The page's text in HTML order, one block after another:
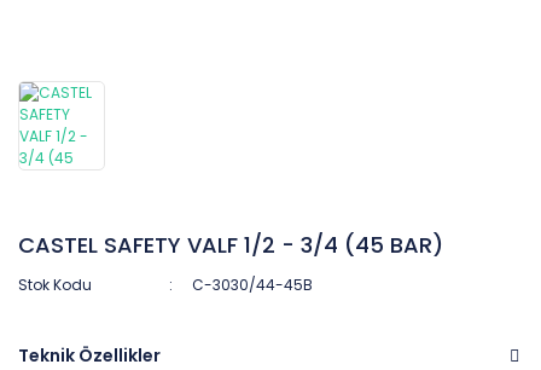
CASTEL SAFETY VALF 1/2 - 3/4 (45 BAR)
Stok Kodu C-3030/44-45B
Teknik Özellikler